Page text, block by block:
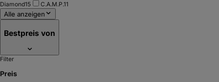
Diamond15 C.A.M.P.11
Alle anzeigen
Bestpreis von
Filter
Preis